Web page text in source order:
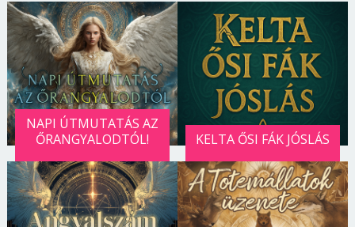
NAPI ÚTMUTATÁS AZ
ŐRANGYALODTÓL!
KELTA ŐSI FÁK JÓSLÁS